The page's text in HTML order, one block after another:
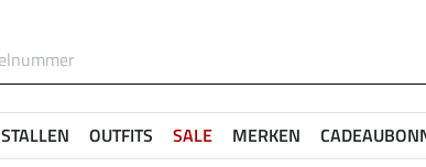
STALLEN OUTFITS SALE MERKEN